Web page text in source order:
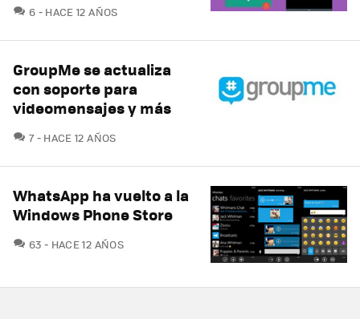
6 COMENTARIOS
HACE 12 AÑOS
GroupMe se actualiza
con soporte para
videomensajes y más
7COMENTARIOS
HACE 12 AÑOS
WhatsApp ha vuelto a la
Windows Phone Store
63 COMENTARIOS
HACE 12 AÑOS